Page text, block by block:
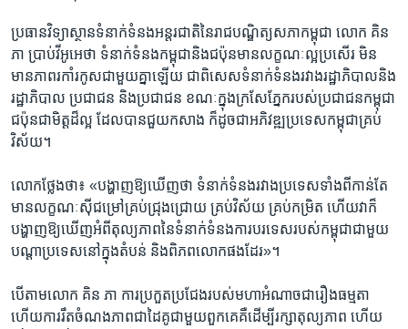
ប្រធាន​វិទ្យា​ស្ថាន​ទំនាក់​ទំនង​អន្តរ​ជាតិ​នៃ​រាជបណ្ឌិត្យ​សភា​កម្ពុជា​ លោក​ គិន
ភា ​ប្រាប់​វីអូអេ​ថា​ ទំនាក់​ទំនង​កម្ពុជា​និង​ជប៉ុន​មាន​លក្ខណៈ​ល្អ​ប្រសើរ​ មិន​
មាន​ភាព​រកាំ​រកូស​ជា​មួយ​គ្នាឡើយ​ ជាពិសេស​ទំនាក់​ទំនង​រវាង​រដ្ឋាភិបាល​និង​
រដ្ឋាភិបាល​ ប្រជាជន ​និង​ប្រជាជន ខណៈ​ក្នុង​ក្រសែ​ភ្នែក​របស់​ប្រជាជន​កម្ពុជា
​ជប៉ុន​ជា​មិត្ត​ដ៏​ល្អ​ ដែល​បាន​ជួយ​កសាង ​ក៏ដូច​ជា​អភិវឌ្ឍ​ប្រទេស​កម្ពុជា​គ្រប់​
វិស័យ។​
លោក​ថ្លែង​ថា៖ ​«បង្ហាញ​ឱ្យ​ឃើញ​ថា ​ទំនាក់​ទំនង​រវាង​ប្រទេស​ទាំង​ពី​កាន់​តែ​
មាន​លក្ខណៈ​ស៊ី​ជម្រៅ​គ្រប់​ជ្រុង​ជ្រោយ​ គ្រប់​វិស័យ​ គ្រប់​កម្រិត​ ហើយ​វាក៏​
បង្ហាញ​ឱ្យ​ឃើញ​អំពី​តុល្យ​ភាព​នៃ​ទំនាក់​ទំនង​ការ​បរទេស​របស់​កម្ពុជា​ជាមួយ​
បណ្តា​ប្រទេស​នៅ​ក្នុង​តំបន់​ និង​ពិភព​លោក​ផង​ដែរ»។
បើ​តាម​លោក​ គិន ភា​ ការ​ប្រកួត​ប្រជែង​របស់​មហា​អំណាច​ជា​រឿង​ធម្មតា​
ហើយ​ការ​រឹត​ចំណង​ភាព​ជា​ដៃគូ​ជាមួយ​ពួកគេ​គឺ​ដើម្បី​រក្សា​តុល្យ​ភាព​ ហើយ​